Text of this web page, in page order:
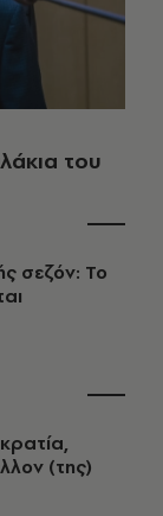
του
σεζόν: Το
(της)